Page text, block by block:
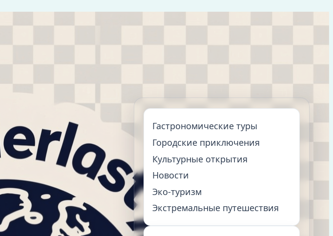
Гастрономические туры
Городские приключения
Культурные открытия
Новости
Эко-туризм
Экстремальные путешествия